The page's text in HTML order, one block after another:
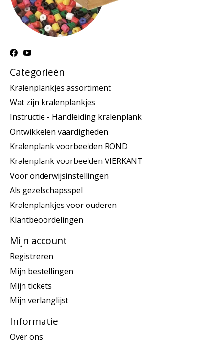
Categorieën
Kralenplankjes assortiment
Wat zijn kralenplankjes
Instructie - Handleiding kralenplank
Ontwikkelen vaardigheden
Kralenplank voorbeelden ROND
Kralenplank voorbeelden VIERKANT
Voor onderwijsinstellingen
Als gezelschapsspel
Kralenplankjes voor ouderen
Klantbeoordelingen
Mijn account
Registreren
Mijn bestellingen
Mijn tickets
Mijn verlanglijst
Informatie
Over ons